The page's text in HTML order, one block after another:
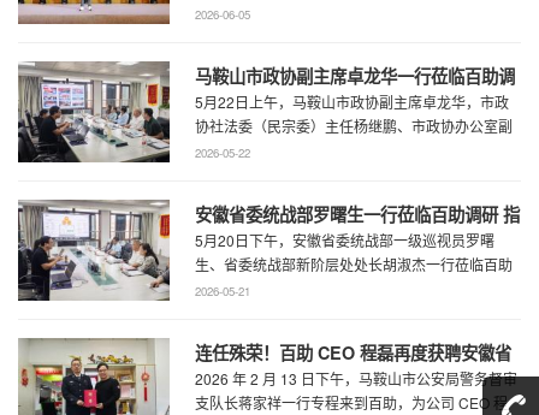
慧受邀参会，与360集团副总裁黄剑及行业各合作
2026-06-05
马鞍山市政协副主席卓龙华一行莅临百助调
研指导工作
5月22日上午，马鞍山市政协副主席卓龙华，市政
协社法委（民宗委）主任杨继鹏、市政协办公室副
主任何慧、市政协专委会综合五科副科长 ...
2026-05-22
安徽省委统战部罗曙生一行莅临百助调研 指
导新阶层人士工作
5月20日下午，安徽省委统战部一级巡视员罗曙
生、省委统战部新阶层处处长胡淑杰一行莅临百助
走访调研，马鞍山市委统战部副部长王林陪 ...
2026-05-21
连任殊荣！百助 CEO 程磊再度获聘安徽省
公安厅党风政风警风监督员
2026 年 2 月 13 日下午，马鞍山市公安局警务督审
支队长蒋家祥一行专程来到百助，为公司 CEO 程